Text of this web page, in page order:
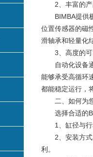
2、丰富的产
BIMBA提供极
位置传感器的磁
滑轴承和轻量化
3、高度的可
自动化设备通
能够承受高循环
都能稳定运行，
二、如何为您
选择合适的
1、缸径与行程
2、安装方式：​
利。